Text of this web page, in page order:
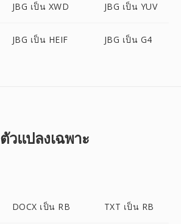
JBG เป็น XWD JBG เป็น YUV
JBG เป็น HEIF JBG เป็น G4
ตัวแปลงเฉพาะ
DOCX เป็น RB TXT เป็น RB